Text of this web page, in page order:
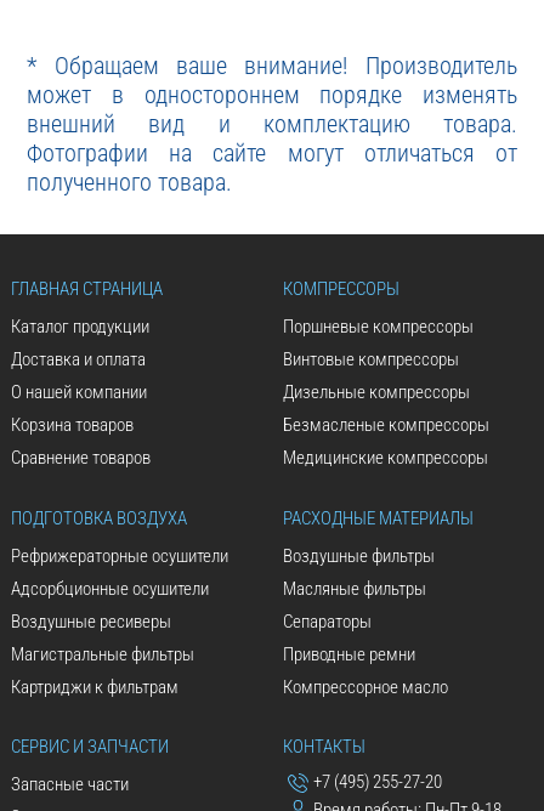
* Обращаем ваше внимание! Производитель
может в одностороннем порядке изменять
внешний вид и комплектацию товара.
Фотографии на сайте могут отличаться от
полученного товара.
ГЛАВНАЯ СТРАНИЦА
Каталог продукции
Доставка и оплата
О нашей компании
Корзина товаров
Сравнение товаров
КОМПРЕССОРЫ
Поршневые компрессоры
Винтовые компрессоры
Дизельные компрессоры
Безмасленые компрессоры
Медицинские компрессоры
ПОДГОТОВКА ВОЗДУХА
Рефрижераторные осушители
Адсорбционные осушители
Воздушные ресиверы
Магистральные фильтры
Картриджи к фильтрам
РАСХОДНЫЕ МАТЕРИАЛЫ
Воздушные фильтры
Масляные фильтры
Сепараторы
Приводные ремни
Компрессорное масло
СЕРВИС И ЗАПЧАСТИ
Запасные части
КОНТАКТЫ
+7 (495) 255-27-20